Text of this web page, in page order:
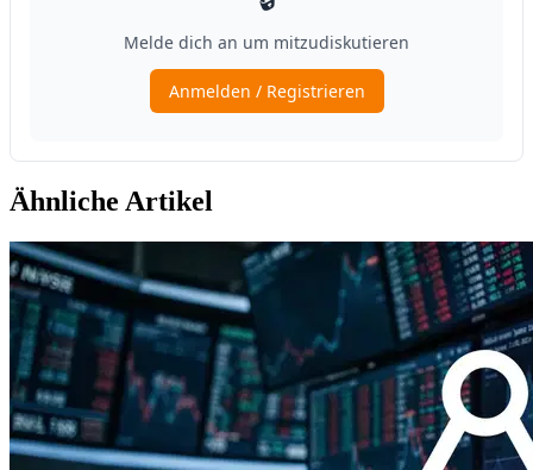
Ähnliche Artikel